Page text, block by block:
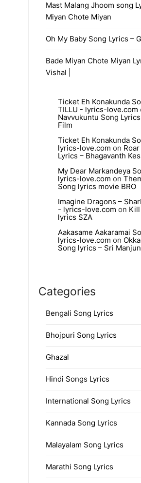
Mast Malang Jhoom song
Miyan Chote Miyan
Oh My Baby Song Lyrics –
Bade Miyan Chote Miyan
Vishal |
Ticket Eh Konakunda
TILLU - lyrics-love.com
Navvukuntu Song
Film
Ticket Eh Konakunda
lyrics-love.com on
Lyrics – Bhagavanth
My Dear Markandeya
lyrics-love.com on
Song lyrics movie BRO
Imagine Dragons –
- lyrics-love.com on
lyrics SZA
Aakasame Aakaramai
lyrics-love.com on
Song lyrics – Sri
Categories
Bengali Song Lyrics
Bhojpuri Song Lyrics
Ghazal
Hindi Songs Lyrics
International Song Lyrics
Kannada Song Lyrics
Malayalam Song Lyrics
Marathi Song Lyrics